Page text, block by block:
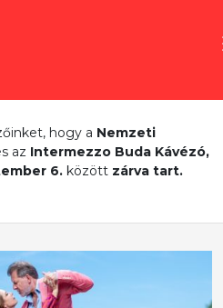
hogy a Nemzeti
az Intermezzo Buda Kávézó,
6. között zárva tart.